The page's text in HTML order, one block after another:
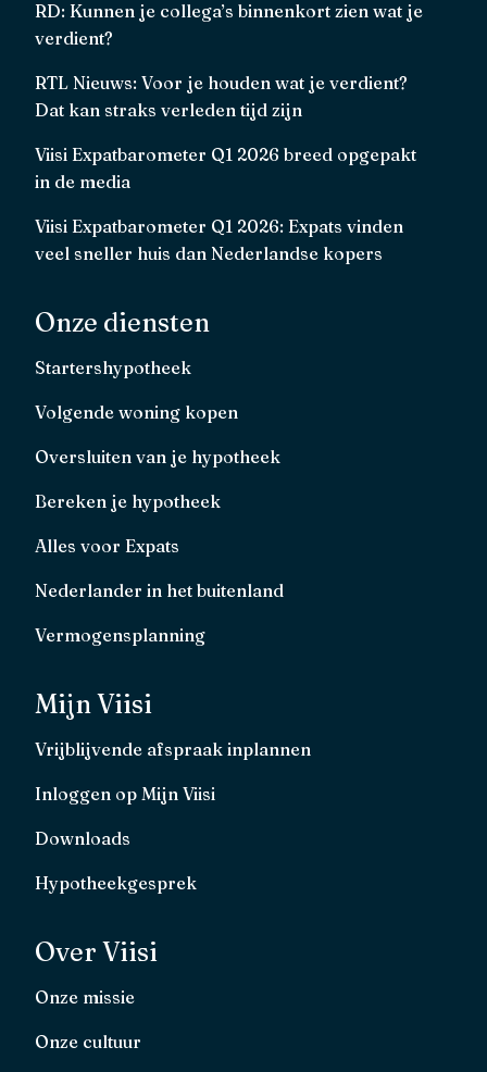
RD: Kunnen je collega’s binnenkort zien wat je
verdient?
RTL Nieuws: Voor je houden wat je verdient?
Dat kan straks verleden tijd zijn
Viisi Expatbarometer Q1 2026 breed opgepakt
in de media
Viisi Expatbarometer Q1 2026: Expats vinden
veel sneller huis dan Nederlandse kopers
Onze diensten
Startershypotheek
Volgende woning kopen
Oversluiten van je hypotheek
Bereken je hypotheek
Alles voor Expats
Nederlander in het buitenland
Vermogensplanning
Mijn Viisi
Vrijblijvende afspraak inplannen
Inloggen op Mijn Viisi
Downloads
Hypotheekgesprek
Over Viisi
Onze missie
Onze cultuur